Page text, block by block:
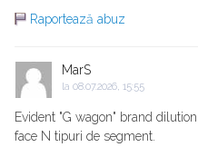
Raportează abuz
MarS
la 08.07.2026, 15:55
Evident "G wagon" brand
face N tipuri de segment.